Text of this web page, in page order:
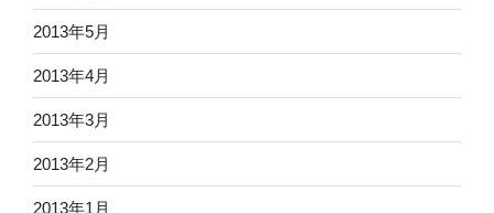
2013年5月
2013年4月
2013年3月
2013年2月
2013年1月